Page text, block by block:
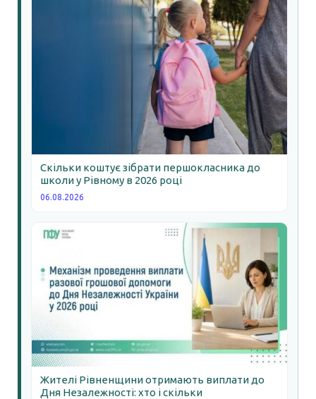
Скільки коштує зібрати першокласника до
школи у Рівному в 2026 році
06.08.2026
Жителі Рівненщини отримають виплати до
Дня Незалежності: хто і скільки